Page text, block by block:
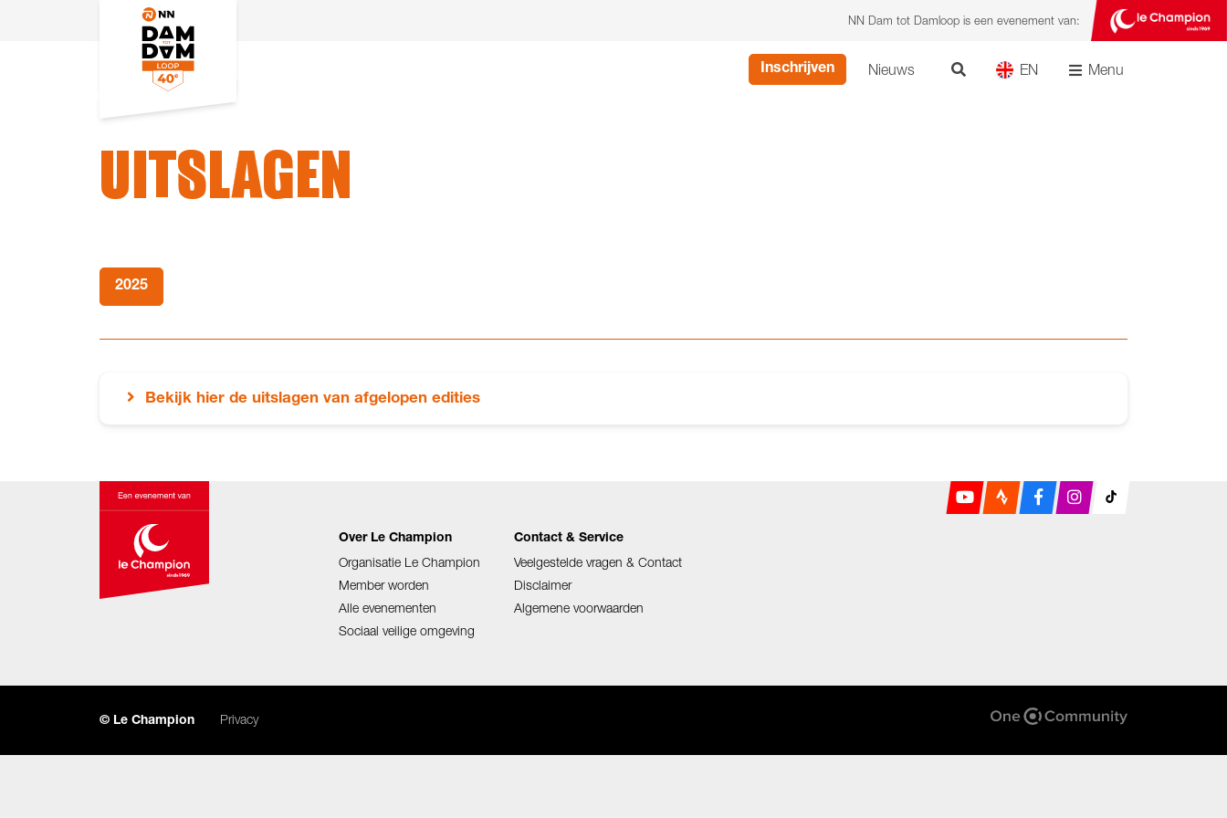
NN Dam tot Damloop is een evenement van:
Inschrijven Nieuws EN Menu
UITSLAGEN
2025
Bekijk hier de uitslagen van afgelopen edities
Over Le Champion
Organisatie Le Champion
Member worden
Alle evenementen
Sociaal veilige omgeving
Contact & Service
Veelgestelde vragen & Contact
Disclaimer
Algemene voorwaarden
© Le Champion Privacy